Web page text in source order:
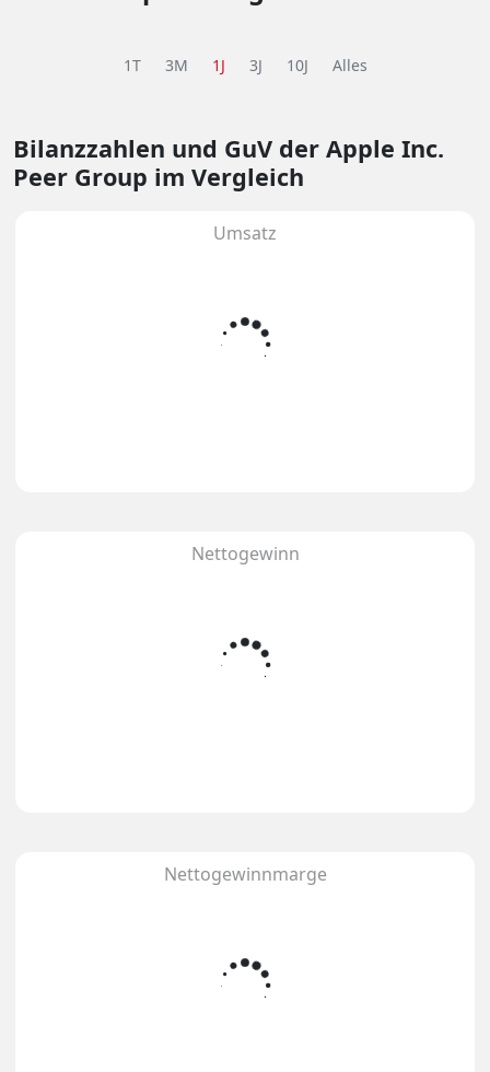
1T 3M 1J 3J 10J Alles
Bilanzzahlen und GuV der Apple Inc.
Peer Group im Vergleich
Umsatz
Nettogewinn
Nettogewinnmarge